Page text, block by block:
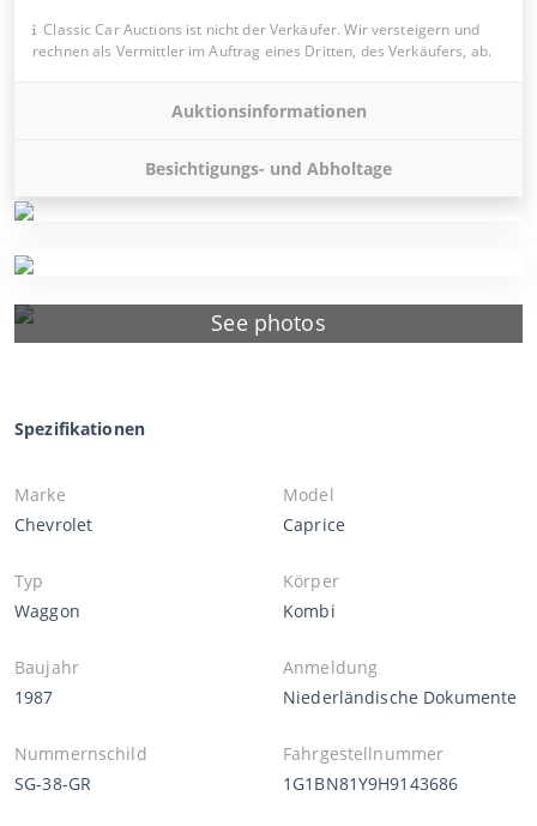
See photos
Classic Car Auctions ist nicht der Verkäufer. Wir versteigern und
rechnen als Vermittler im Auftrag eines Dritten, des Verkäufers, ab.
Auktionsinformationen
Besichtigungs- und Abholtage
Spezifikationen
Marke
Chevrolet
Model
Caprice
Typ
Waggon
Körper
Kombi
Baujahr
1987
Anmeldung
Niederländische Dokumente
Nummernschild
SG-38-GR
Fahrgestellnummer
1G1BN81Y9H9143686